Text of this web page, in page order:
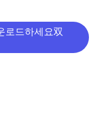
드하세요双